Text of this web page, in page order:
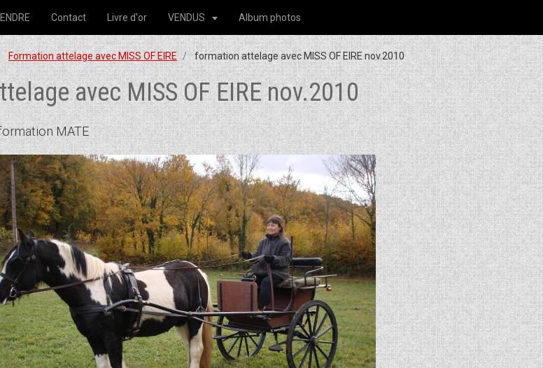
Contact Livre d'or VENDUS Album photos
Formation attelage avec MISS OF EIRE formation attelage avec MISS OF EIRE nov.2010
avec MISS OF EIRE nov.2010
MATE